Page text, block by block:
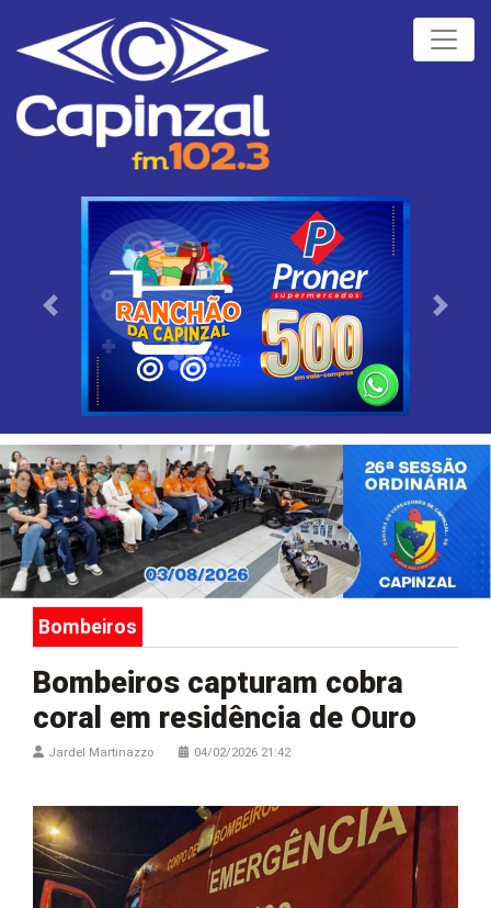
Próximo
Bombeiros
Bombeiros capturam cobra
coral em residência de Ouro
Jardel Martinazzo 04/02/2026 21:42